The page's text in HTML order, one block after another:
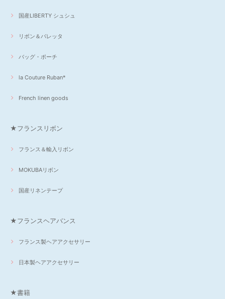
国産LIBERTY シュシュ
リボン＆バレッタ
バッグ・ポーチ
la Couture Ruban*
French linen goods
★フランスリボン
フランス＆輸入リボン
MOKUBAリボン
国産リネンテープ
★フランスヘアバンス
フランス製ヘアアクセサリー
日本製ヘアアクセサリー
★書籍